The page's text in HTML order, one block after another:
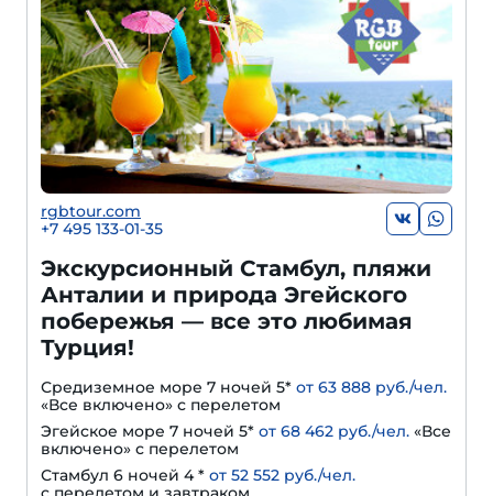
rgbtour.com
+7 495 133-01-35
Экскурсионный Стамбул, пляжи
Анталии и природа Эгейского
побережья — все это любимая
Турция!
Средиземное море 7 ночей 5* от 63 888 руб./чел.
«Все включено» с перелетом
Эгейское море 7 ночей 5* от 68 462 руб./чел. «Все
включено» с перелетом
Стамбул 6 ночей 4 * от 52 552 руб./чел.